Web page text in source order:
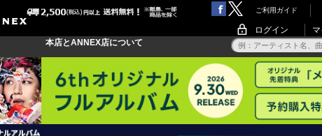
ご利用ガイド
ログイン
本店とANNEX店について